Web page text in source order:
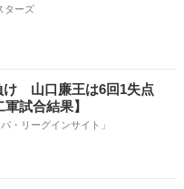
ターズ
け 山口廉王は6回1失点
軍試合結果】
・リーグインサイト」